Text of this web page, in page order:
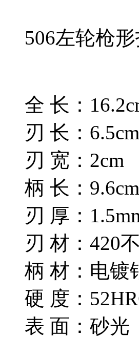
506左轮枪
全 长：
刃 长：6.5cm
刃 宽：2cm
柄 长：9.6cm
刃 厚：
刃 材：420
柄 材：电镀
硬 度：
表 面：砂光